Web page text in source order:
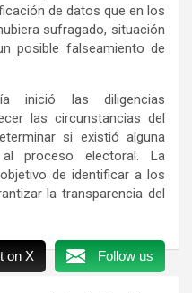
de datos que en los
sufragado, situación
posible falseamiento de
inició las diligencias
las circunstancias del
si existió alguna
al proceso electoral. La
de identificar a los
la transparencia del
on X Follow us